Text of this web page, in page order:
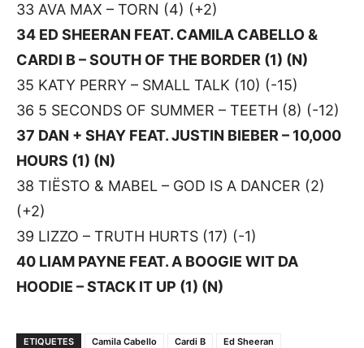
33 AVA MAX – TORN (4) (+2)
34 ED SHEERAN FEAT. CAMILA CABELLO &
CARDI B – SOUTH OF THE BORDER (1) (N)
35 KATY PERRY – SMALL TALK (10) (-15)
36 5 SECONDS OF SUMMER – TEETH (8) (-12)
37 DAN + SHAY FEAT. JUSTIN BIEBER – 10,000
HOURS (1) (N)
38 TIËSTO & MABEL – GOD IS A DANCER (2)
(+2)
39 LIZZO – TRUTH HURTS (17) (-1)
40 LIAM PAYNE FEAT. A BOOGIE WIT DA
HOODIE – STACK IT UP (1) (N)
ETIQUETES Camila Cabello Cardi B
Ed Sheeran